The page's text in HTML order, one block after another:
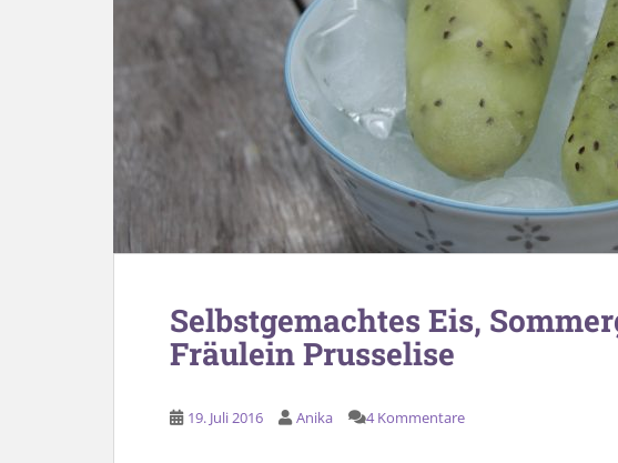
Selbstgemachtes Eis,
Fräulein Prusselise
19. Juli 2016 Anika 4 Kommentare